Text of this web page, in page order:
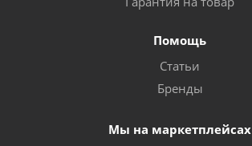
Помощь
Статьи
Бренды
Мы на маркетплейсах